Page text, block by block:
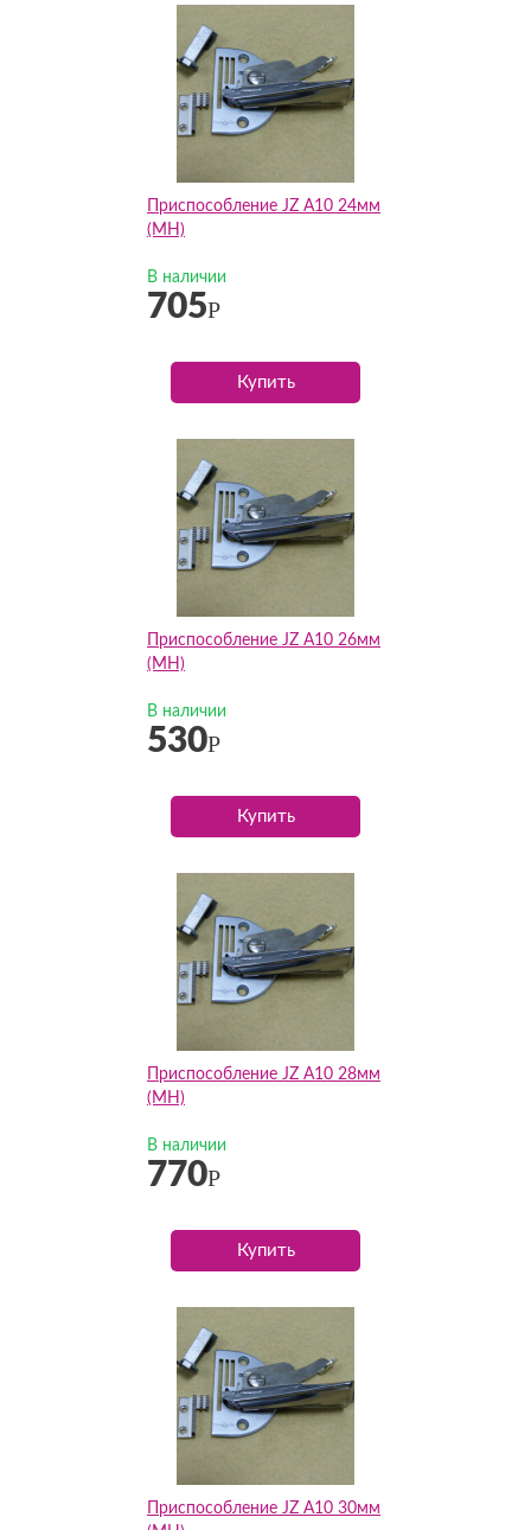
Приспособление JZ А10 24мм
(MH)
В наличии
705Р
Купить
Приспособление JZ А10 26мм
(MH)
В наличии
530Р
Купить
Приспособление JZ А10 28мм
(MH)
В наличии
770Р
Купить
Приспособление JZ А10 30мм